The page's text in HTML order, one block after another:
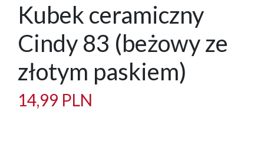
Kubek ceramiczny
Cindy 83 (beżowy ze
złotym paskiem)
14,99 PLN